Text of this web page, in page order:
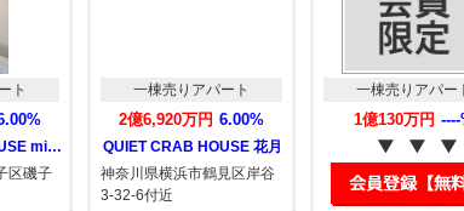
QUIET CRAB HOUSE 花月
一棟売りアパート
2億6,920万円 6.00%
神奈川県横浜市鶴見区岸谷
一棟売りアパート
1億130万円 ----%